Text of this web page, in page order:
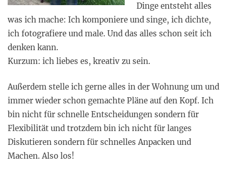
Dinge entsteht alles
was ich mache: Ich komponiere und singe, ich dichte,
ich fotografiere und male. Und das alles schon seit ich
denken kann.
Kurzum: ich liebes es, kreativ zu sein.
Außerdem stelle ich gerne alles in der Wohnung um und
immer wieder schon gemachte Pläne auf den Kopf. Ich
bin nicht für schnelle Entscheidungen sondern für
Flexibilität und trotzdem bin ich nicht für langes
Diskutieren sondern für schnelles Anpacken und
Machen. Also los!